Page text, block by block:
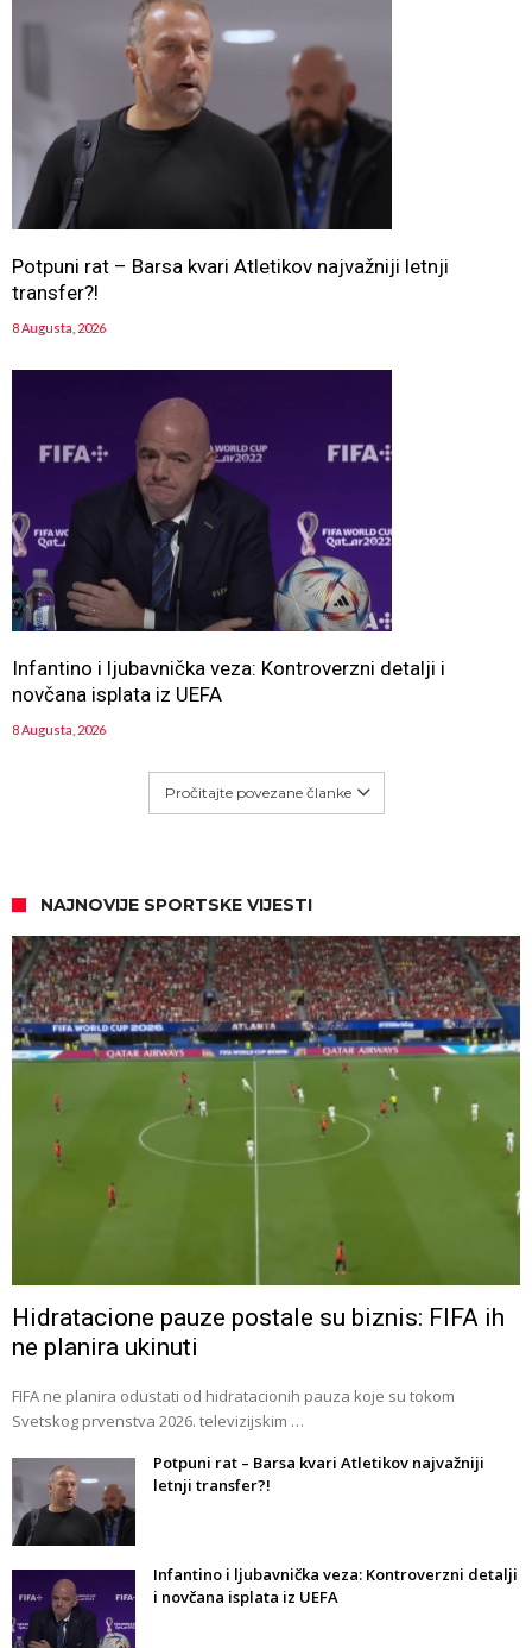
Potpuni rat – Barsa kvari Atletikov najvažniji letnji
transfer?!
8 Augusta, 2026
Infantino i ljubavnička veza: Kontroverzni detalji i
novčana isplata iz UEFA
8 Augusta, 2026
Pročitajte povezane članke
NAJNOVIJE SPORTSKE VIJESTI
Hidratacione pauze postale su biznis: FIFA ih
ne planira ukinuti
FIFA ne planira odustati od hidratacionih pauza koje su tokom
Svetskog prvenstva 2026. televizijskim …
Potpuni rat – Barsa kvari Atletikov najvažniji
letnji transfer?!
Infantino i ljubavnička veza: Kontroverzni detalji
i novčana isplata iz UEFA